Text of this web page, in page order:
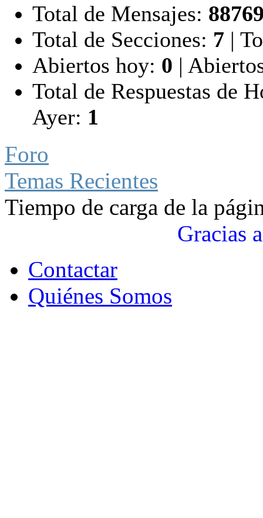
Total de Mensajes:
Total de Secciones: 7 |
Abiertos hoy: 0 |
Total de Respuestas de
Ayer: 1
Foro
Temas Recientes
Tiempo de carga de la
Gracias a
Contactar
Quiénes Somos